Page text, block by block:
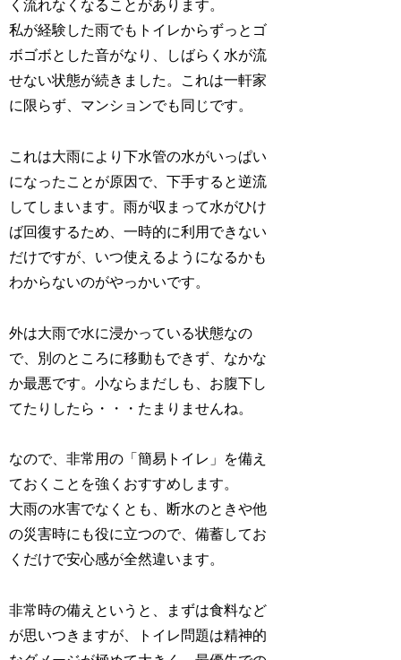
く流れなくなることがあります。
私が経験した雨でもトイレからずっとゴ
ボゴボとした音がなり、しばらく水が流
せない状態が続きました。これは一軒家
に限らず、マンションでも同じです。
これは大雨により下水管の水がいっぱい
になったことが原因で、下手すると逆流
してしまいます。雨が収まって水がひけ
ば回復するため、一時的に利用できない
だけですが、いつ使えるようになるかも
わからないのがやっかいです。
外は大雨で水に浸かっている状態なの
で、
別のところに移動もできず、なかな
か最悪です。小ならまだしも、お腹下し
てたりしたら・・・たまりませんね。
なので、非常用の 「簡易トイレ」
を備え
ておくことを強くおすすめします。
大雨の水害でなくとも、断水のときや他
の災害時にも役に立つので、備蓄してお
くだけで安心感が全然違います。
非常時の備えというと、まずは食料など
が思いつきますが、トイレ問題は精神的